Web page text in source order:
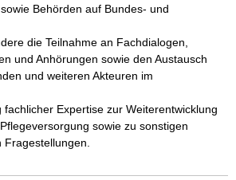
Behörden auf Bundes- und
die Teilnahme an Fachdialogen,
und Anhörungen sowie den Austausch
und weiteren Akteuren im
Expertise zur Weiterentwicklung
sowie zu sonstigen